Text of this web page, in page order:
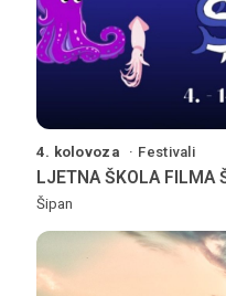
4. kolovoza Festivali
LJETNA ŠKOLA FILMA
Šipan